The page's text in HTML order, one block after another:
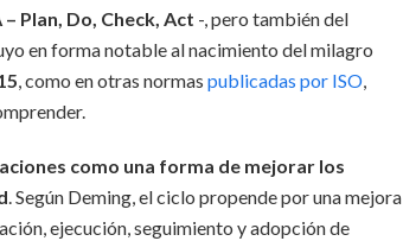
– Plan, Do, Check, Act -, pero también del
en forma notable al nacimiento del milagro
, como en otras normaspublicadas por ISO,
como una forma de mejorar los
. Según Deming, el ciclo propende por una mejora
ejecución, seguimiento y adopción de